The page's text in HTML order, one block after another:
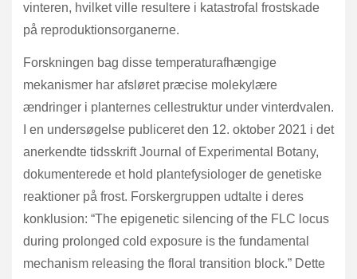
vinteren, hvilket ville resultere i katastrofal frostskade
på reproduktionsorganerne.
Forskningen bag disse temperaturafhængige
mekanismer har afsløret præcise molekylære
ændringer i planternes cellestruktur under vinterdvalen.
I en undersøgelse publiceret den 12. oktober 2021 i det
anerkendte tidsskrift Journal of Experimental Botany,
dokumenterede et hold plantefysiologer de genetiske
reaktioner på frost. Forskergruppen udtalte i deres
konklusion: “The epigenetic silencing of the FLC locus
during prolonged cold exposure is the fundamental
mechanism releasing the floral transition block.” Dette